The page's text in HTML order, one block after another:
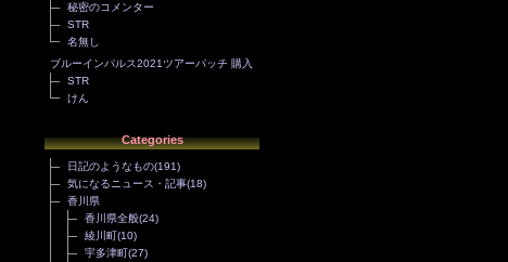
秘密のコメンター
STR
名無し
ブルーインパルス2021ツアーパッチ 購入
STR
けん
Categories
日記のようなもの(191)
気になるニュース・記事(18)
香川県
香川県全般(24)
綾川町(10)
宇多津町(27)